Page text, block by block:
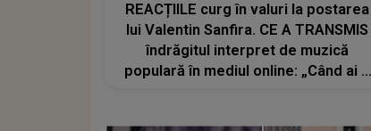
REACȚIILE curg în valuri la postarea
lui Valentin Sanfira. CE A TRANSMIS
îndrăgitul interpret de muzică
populară în mediul online: „Când ai o